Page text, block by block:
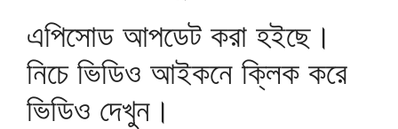
এপিসোড আপডেট করা হইছে।
নিচে ভিডিও আইকনে ক্লিক করে
ভিডিও দেখুন।